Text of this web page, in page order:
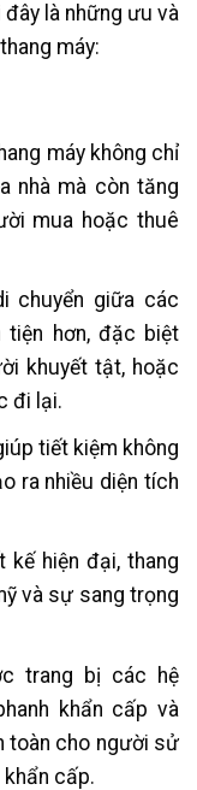
là những ưu và
máy:
máy không chỉ
nhà mà còn tăng
mua hoặc thuê
chuyển giữa các
tiện hơn, đặc biệt
khuyết tật, hoặc
đi lại.
tiết kiệm không
ra nhiều diện tích
kế hiện đại, thang
và sự sang trọng
trang bị các hệ
khẩn cấp và
toàn cho người sử
cấp.